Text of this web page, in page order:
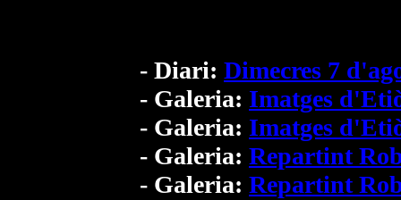
- Diari: Dimecres 7
- Galeria: Imatges
- Galeria: Imatges
- Galeria: Repartint
- Galeria: Repartint